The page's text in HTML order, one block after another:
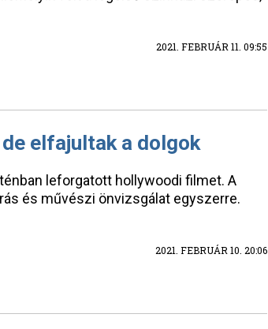
2021. FEBRUÁR 11. 09:55
elfajultak a dolgok
leforgatott hollywoodi filmet. A
és művészi önvizsgálat egyszerre.
2021. FEBRUÁR 10. 20:06